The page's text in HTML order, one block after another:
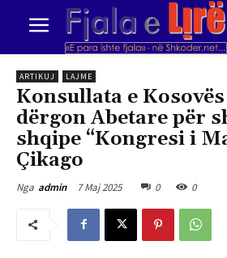
ARTIKUJ LAJME
Konsullata e
dërgon Abetare për
shqipe “Kongresi i
Çikago
Nga admin 7 Maj 2025 0 0